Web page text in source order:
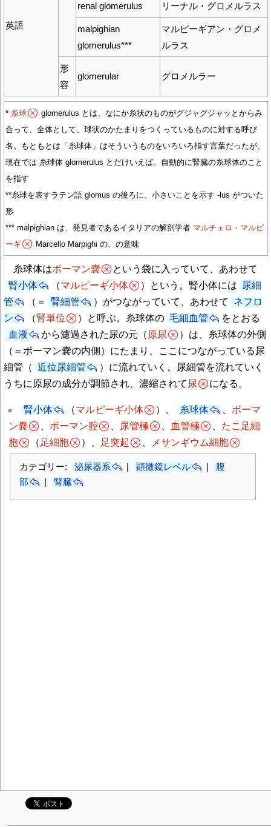
英語
renal glomerulus リーナル・グロメルラス
malpighian
glomerulus***
マルピーギアン・グロメ
ルラス
形
容
glomerular グロメルラー
* 糸球
glomerulus とは、なにか糸状のものがグジャグジャッとからみ
合って、全体として、球状のかたまりをつくっているものに対する呼び
名。もともとは「糸球体」はそういうものをいろいろ指す言葉だったが、
現在では 糸球体 glomerulus とだけいえば、自動的に腎臓の糸球体のこと
を指す
**糸球を表すラテン語 glomus の後ろに、小さいことを示す -lus がついた
形
*** malpighian は、発見者であるイタリアの解剖学者 マルチェロ・マルピ
ーギ
Marcello Marpighi の、の意味
糸球体はボーマン嚢
という袋に入っていて、あわせて
腎小体
（マルピーギ小体 ）という。腎小体には
尿細
管
（＝ 腎細管 ）がつながっていて、あわせて
ネフロ
ン
（腎単位 ）と呼ぶ。糸球体の 毛細血管
をとおる
血液
から濾過された尿の元（ 原尿
）は、糸球体の外側
（＝ボーマン嚢の内側）にたまり、ここにつながっている尿
細管（ 近位尿細管
）に流れていく。尿細管を流れていく
うちに原尿の成分が調節され、濃縮されて 尿 になる。
腎小体 （マルピーギ小体 ）、 糸球体
ボーマ
ン嚢
ボーマン腔 尿管極 血管極
たこ足細
胞
（ 足細胞 ）、 足突起 メサンギウム細胞
カテゴリー: 泌尿器系 | 顕微鏡レベル |
腹
部
| 腎臓